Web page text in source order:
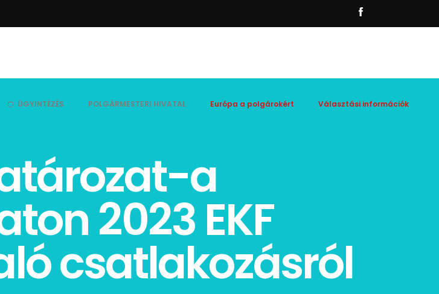
ÜGYINTÉZÉS POLGÁRMESTERI HIVATAL Európa a polgárokért Választási információk
a
2023 EKF
csatlakozásról